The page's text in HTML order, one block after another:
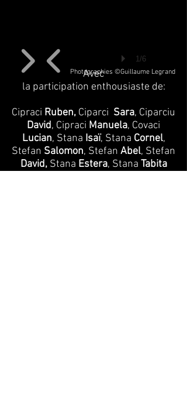
1/6
Photographies ©Guillaume Legrand
Avec
la participation enthousiaste de:
Cipraci Ruben, Ciparci Sara, Ciparciu
David, Cipraci Manuela, Covaci
Lucian, Stana Isaï, Stana Cornel,
Stefan Salomon, Stefan Abel, Stefan
David, Stana Estera, Stana Tabita